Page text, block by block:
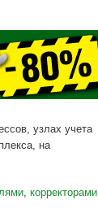
узлах учета
на
, корректорами